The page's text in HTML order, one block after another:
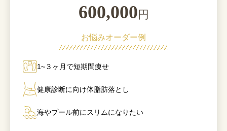
600,000 円
お悩みオーダー例
1~３ヶ月で短期間痩せ
健康診断に向け体脂肪落とし
海やプール前にスリムになりたい